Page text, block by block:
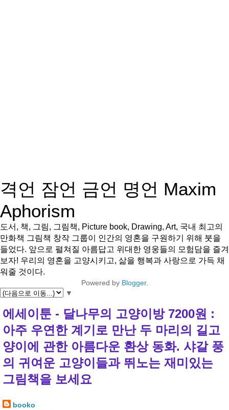
격언 잠언 금언 명언 Maxim
Aphorism
도서, 책, 그림, 그림책, Picture book, Drawing, Art, 국내 최고의
만화책 그림책 창작 그룹이 인간의 영혼을 구원하기 위해 붓을
들었다. 앞으로 펼쳐질 아름답고 위대한 영웅들의 모험담을 즐겨
보자! 우리의 영혼을 고양시키고, 삶을 행복과 사랑으로 가득 채
워줄 것이다.
Powered by Blogger.
▼
에세이툰 - 달나무의 고양이방 7200원 :
아주 우연한 계기로 만난 두 마리의 길고
양이에 관한 아름다운 환상 동화. 샤갈 풍
의 귀여운 고양이들과 뛰노는 재미있는
그림책을 보세요
booko